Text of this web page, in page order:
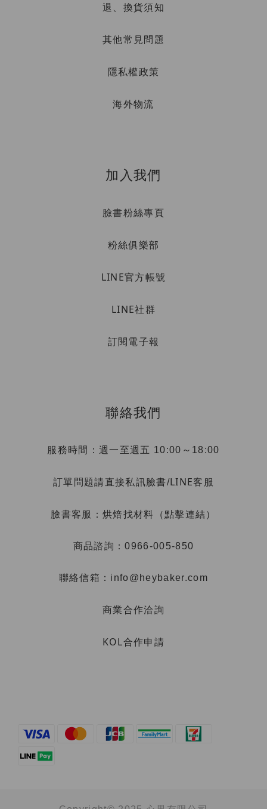
退、換貨須知
其他常見問題
隱私權政策
海外物流
加入我們
臉書粉絲專頁
粉絲俱樂部
LINE官方帳號
LINE社群
訂閱電子報
聯絡我們
服務時間：週一至週五 10:00～18:00
訂單問題請直接私訊臉書/LINE客服
臉書客服： 烘焙找材料（點擊連結）
商品諮詢：0966-005-850
聯絡信箱：info@heybaker.com
商業合作洽詢
KOL合作申請